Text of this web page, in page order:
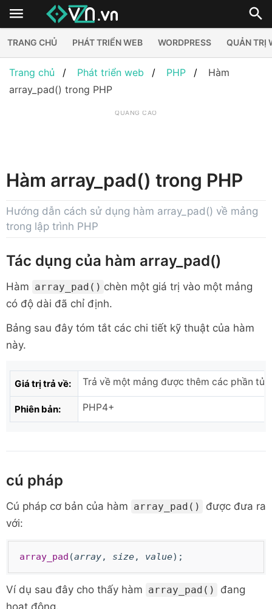
TRANG CHỦ PHÁT TRIỂN WEB WORDPRESS QUẢN TRỊ
Trang chủ Phát triển web PHP
Hàm
array_pad() trong PHP
QUẢNG CÁO
Hàm array_pad() trong PHP
Hướng dẫn cách sử dụng hàm array_pad() về mảng
trong lập trình PHP
Tác dụng của hàm array_pad()
Hàm array_pad() chèn một giá trị vào một mảng
có độ dài đã chỉ định.
Bảng sau đây tóm tắt các chi tiết kỹ thuật của hàm
này.
Giá trị trả về: Trả về một mảng được thêm các phần tử
Phiên bản: PHP4+
cú pháp
Cú pháp cơ bản của hàm array_pad()
được đưa ra
với:
array_pad (array, size, value);
Ví dụ sau đây cho thấy hàm array_pad()
đang
hoạt động.